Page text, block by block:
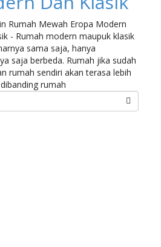
Rumah Mewah Eropa Modern
- Rumah modern maupuk klasik
sama saja, hanya
saja berbeda. Rumah jika sudah
rumah sendiri akan terasa lebih
rumah